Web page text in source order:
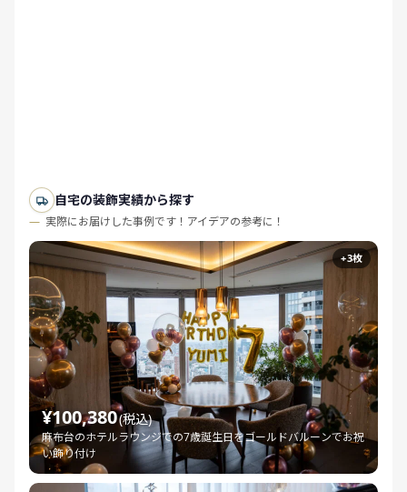
自宅の装飾実績から探す
実際にお届けした事例です！アイデアの参考に！
+3枚
¥100,380(税込)
麻布台のホテルラウンジでの7歳誕生日をゴールドバルーンでお祝
い飾り付け